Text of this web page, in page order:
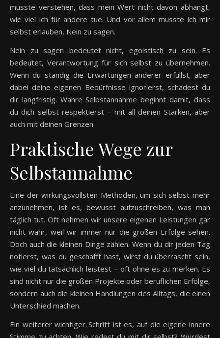
musste verstehen, dass mein Wert nicht davon abhängt,
wie viel ich für andere tue. Und vor allem musste ich mir
selbst erlauben, Nein zu sagen.
Nein zu sagen bedeutet nicht, egoistisch zu sein. Es
bedeutet, Verantwortung für sich selbst zu übernehmen.
Wenn du ständig die Erwartungen anderer erfüllst, aber
dabei deine eigenen Bedürfnisse ignorierst, schadest du
dir langfristig. Wahre Selbstannahme beginnt damit, dass
du dich selbst respektierst – mit all deinen Stärken, aber
auch mit deinen Grenzen.
Praktische Wege zur
Selbstannahme
Eine der wirkungsvollsten Methoden, um sich selbst mehr
anzunehmen, ist es, bewusst aufzuschreiben, was man
täglich tut. Oft nehmen wir unsere eigenen Leistungen gar
nicht wahr, weil wir immer nur die großen Erfolge sehen.
Doch auch die kleinen Dinge zählen. Wenn du dir jeden Tag
notierst, was du geschafft hast, wirst du überrascht sein,
wie viel du tatsächlich leistest – oft ohne es zu merken. Es
sind nicht nur die großen Projekte oder beruflichen Erfolge,
sondern auch die kleinen Handlungen des Alltags, die einen
Unterschied machen.
Ein weiterer wichtiger Schritt ist es, auf die eigene innere